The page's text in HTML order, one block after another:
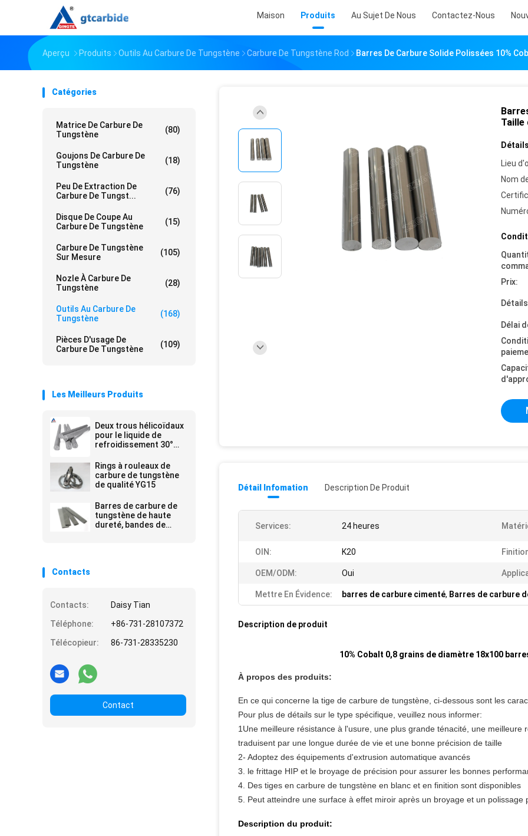
Maison Produits Au Sujet De Nous Contactez-Nous
Aperçu Produits Outils Au Carbure De Tungstène Carbure De Tungstène Rod Barres De Carbure Solide Polissées 10%
Catégories
Matrice De Carbure De
Tungstène
(80)
Goujons De Carbure De
Tungstène
(18)
Peu De Extraction De
Carbure De Tungst...
(76)
Disque De Coupe Au
Carbure De Tungstène
(15)
Carbure De Tungstène
Sur Mesure
(105)
Nozle À Carbure De
Tungstène
(28)
Outils Au Carbure De
Tungstène
(168)
Pièces D'usage De
Carbure De Tungstène
(109)
Les Meilleurs Produits
Deux trous hélicoïdaux
pour le liquide de
refroidissement 30°
spirale Barres en
carbure en ciment
blanches
Rings à rouleaux de
carbure de tungstène
de qualité YG15
Barres de carbure de
tungstène de haute
dureté, bandes de
Contacts
Contacts:
Daisy Tian
Téléphone:
+86-731-28107372
Télécopieur:
86-731-28335230
Contact
Taille
Lieu
Nom
Prix:
Délai
Détail Infomation Description De Produit
Services: 24 heures
OIN: K20
OEM/ODM: Oui
Mettre En Évidence: barres de carbure cimenté, Barres de carbure
Description de produit
10% Cobalt 0,8 grains de diamètre 18x100
À propos des produits:
En ce qui concerne la tige de carbure de tungstène, ci-dessous sont les
Pour plus de détails sur le type spécifique, veuillez nous informer:
1Une meilleure résistance à l'usure, une plus grande ténacité, une
traduisent par une longue durée de vie et une bonne précision de taille
2- Adoptez des équipements d'extrusion automatique avancés
3. le frittage HIP et le broyage de précision pour assurer les bonnes
4. Des tiges en carbure de tungstène en blanc et en finition sont disponibles
5. Peut atteindre une surface à effet miroir après un broyage et un polissage
Description du produit: